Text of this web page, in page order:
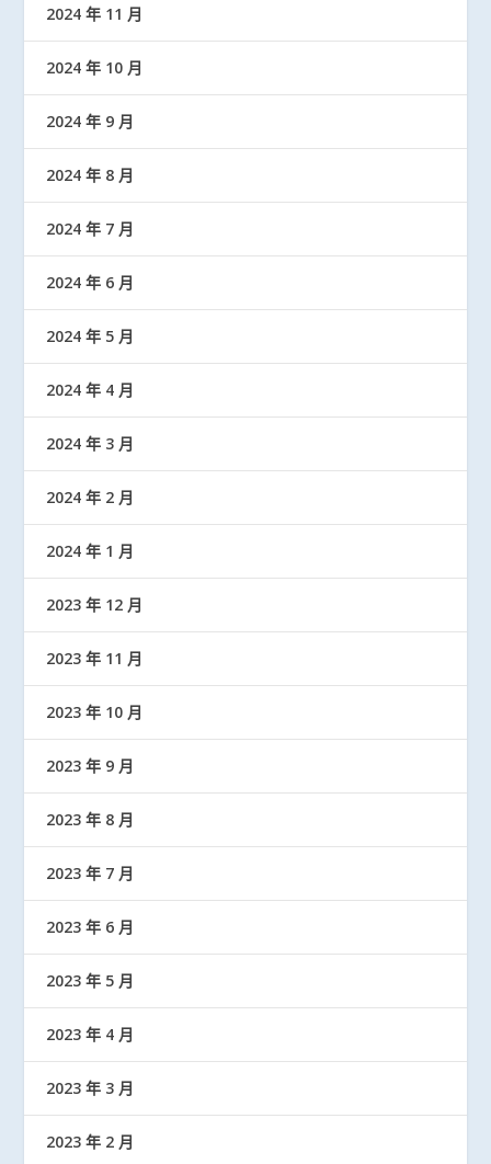
2024 年 11 月
2024 年 10 月
2024 年 9 月
2024 年 8 月
2024 年 7 月
2024 年 6 月
2024 年 5 月
2024 年 4 月
2024 年 3 月
2024 年 2 月
2024 年 1 月
2023 年 12 月
2023 年 11 月
2023 年 10 月
2023 年 9 月
2023 年 8 月
2023 年 7 月
2023 年 6 月
2023 年 5 月
2023 年 4 月
2023 年 3 月
2023 年 2 月